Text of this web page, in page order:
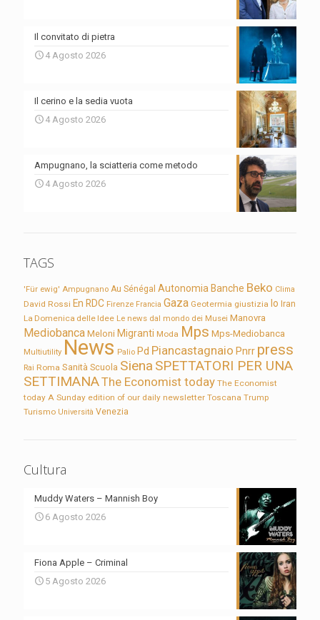
Il convitato di pietra
4 Agosto 2026
Il cerino e la sedia vuota
4 Agosto 2026
Ampugnano, la sciatteria come metodo
4 Agosto 2026
TAGS
'Für ewig' Ampugnano Au Sénégal Autonomia Banche Beko Clima
David Rossi En RDC Firenze Francia Gaza Geotermia giustizia Io Iran
La Domenica delle Idee Le news dal mondo dei Musei Manovra
Mediobanca Meloni Migranti Moda Mps Mps-Mediobanca
Multiutility News Palio Pd Piancastagnaio Pnrr press
Rai Roma Sanità Scuola Siena SPETTATORI PER UNA
SETTIMANAThe Economist today The Economist
today A Sunday edition of our daily newsletter Toscana Trump
Turismo Università Venezia
Cultura
Muddy Waters – Mannish Boy
6 Agosto 2026
Fiona Apple – Criminal
5 Agosto 2026